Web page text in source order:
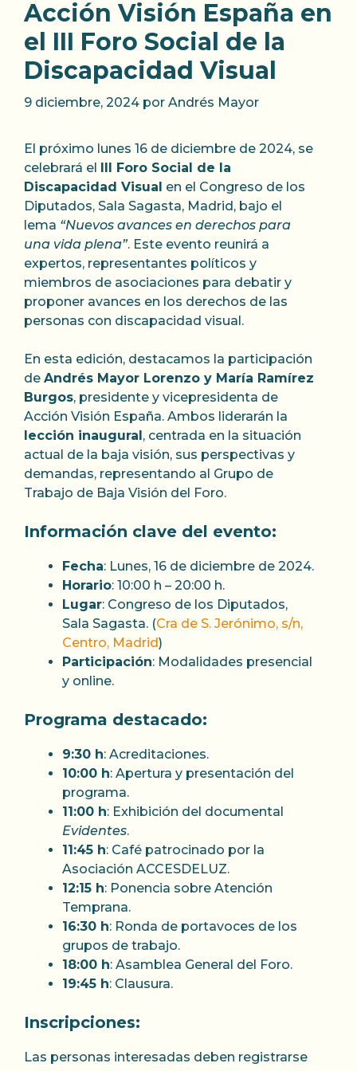
Acción Visión España en
el III Foro Social de la
Discapacidad Visual
9 diciembre, 2024 por Andrés Mayor
El próximo lunes 16 de diciembre de 2024, se
celebrará el III Foro Social de la
Discapacidad Visual en el Congreso de los
Diputados, Sala Sagasta, Madrid, bajo el
lema “Nuevos avances en derechos para
una vida plena”. Este evento reunirá a
expertos, representantes políticos y
miembros de asociaciones para debatir y
proponer avances en los derechos de las
personas con discapacidad visual.
En esta edición, destacamos la participación
de Andrés Mayor Lorenzo y María Ramírez
Burgos, presidente y vicepresidenta de
Acción Visión España. Ambos liderarán la
lección inaugural, centrada en la situación
actual de la baja visión, sus perspectivas y
demandas, representando al Grupo de
Trabajo de Baja Visión del Foro.
Información clave del evento:
Fecha: Lunes, 16 de diciembre de 2024.
Horario: 10:00 h – 20:00 h.
Lugar: Congreso de los Diputados,
Sala Sagasta. (Cra de S. Jerónimo, s/n,
Centro, Madrid)
Participación: Modalidades presencial
y online.
Programa destacado:
9:30 h: Acreditaciones.
10:00 h: Apertura y presentación del
programa.
11:00 h: Exhibición del documental
Evidentes.
11:45 h: Café patrocinado por la
Asociación ACCESDELUZ.
12:15 h: Ponencia sobre Atención
Temprana.
16:30 h: Ronda de portavoces de los
grupos de trabajo.
18:00 h: Asamblea General del Foro.
19:45 h: Clausura.
Inscripciones:
Las personas interesadas deben registrarse